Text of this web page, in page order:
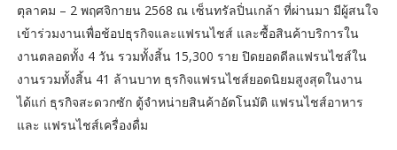
ตุลาคม – 2 พฤศจิกายน 2568 ณ เซ็นทรัลปิ่นเกล้า ที่ผ่านมา มีผู้สนใจ
เข้าร่วมงานเพื่อช้อปธุรกิจและแฟรนไชส์ และซื้อสินค้าบริการใน
งานตลอดทั้ง 4 วัน รวมทั้งสิ้น 15,300 ราย ปิดยอดดีลแฟรนไชส์ใน
งานรวมทั้งสิ้น 41 ล้านบาท ธุรกิจแฟรนไชส์ยอดนิยมสูงสุดในงาน
ได้แก่ ธุรกิจสะดวกซัก ตู้จำหน่ายสินค้าอัตโนมัติ แฟรนไชส์อาหาร
และ แฟรนไชส์เครื่องดื่ม